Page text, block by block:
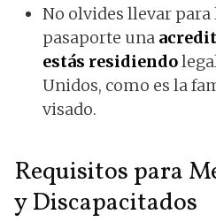
No olvides llevar
pasaporte una
estás residiendo
Unidos, como es la
visado.
Requisitos para
y Discapacitados